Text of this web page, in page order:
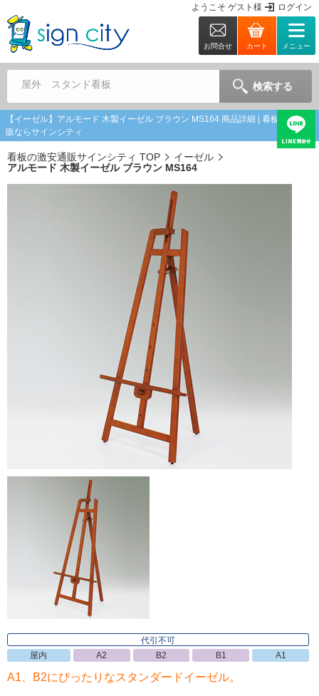
ようこそ ゲスト 様 ログイン
お問合せ カート メニュー
屋外 スタンド看板 検索する
【イーゼル】アルモード 木製イーゼル ブラウン MS164 商品詳細 | 看板の激安通
販ならサインシティ
看板の激安通販サインシティ TOP
イーゼル
アルモード 木製イーゼル ブラウン MS164
代引不可
屋内
A2 B2 B1 A1
A1、B2にぴったりなスタンダードイーゼル。